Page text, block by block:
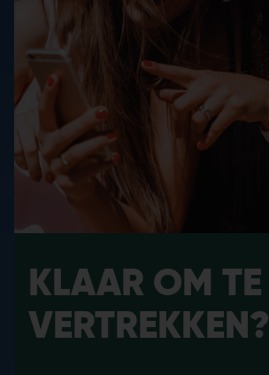
KLAAR OM TE
VERTREKKEN?